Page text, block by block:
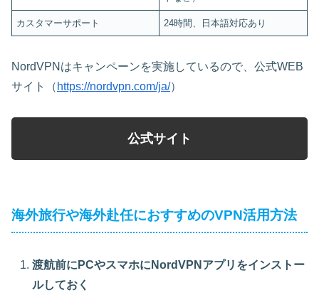
カスタマーサポート 24時間、日本語対応あり
NordVPNはキャンペーンを実施しているので、公式WEB
サイト（ https://nordvpn.com/ja/）
公式サイト
海外旅行や海外赴任におすすめのVPN活用方法
渡航前にPCやスマホにNordVPNアプリをインストー
ルしておく